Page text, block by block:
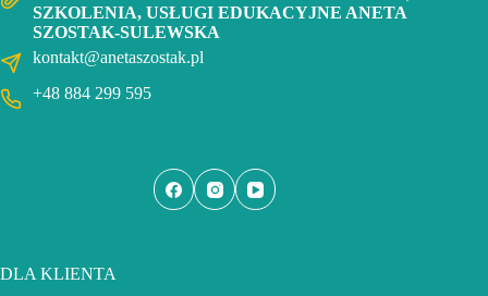
SZKOLENIA, USŁUGI EDUKACYJNE ANETA
SZOSTAK-SULEWSKA
kontakt@anetaszostak.pl
+48 884 299 595
DLA KLIENTA